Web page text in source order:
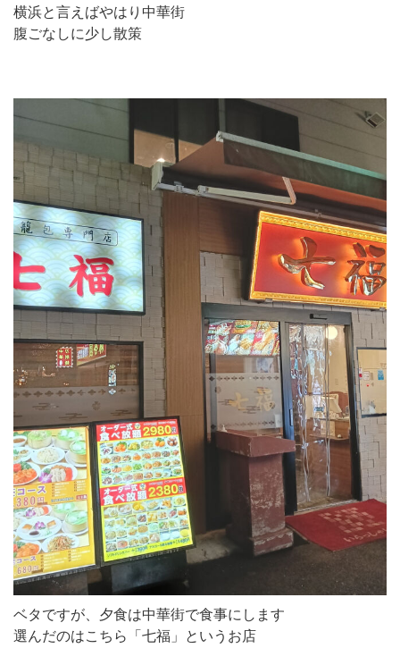
横浜と言えばやはり中華街
腹ごなしに少し散策
ベタですが、夕食は中華街で食事にします
選んだのはこちら「七福」というお店